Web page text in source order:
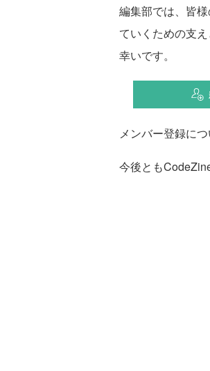
編集部では、皆
ていくための支
幸いです。
メンバー登録に
今後とも